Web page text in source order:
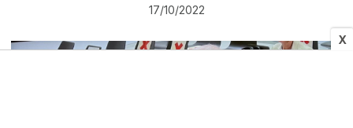
X
17/10/2022